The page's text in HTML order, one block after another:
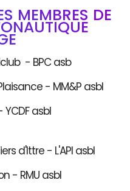
MEMBRES DE
- BPC asb
- MM&P asbl
- YCDF asbl
d'Ittre - L'API asbl
- RMU asbl